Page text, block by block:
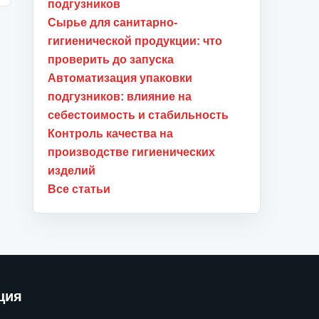
подгузников
Сырье для санитарно-
гигиенической продукции: что
проверить до запуска
Автоматизация упаковки
подгузников: влияние на
себестоимость и стабильность
Контроль качества на
производстве гигиенических
изделий
Все статьи